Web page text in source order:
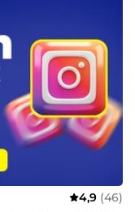
4,9 (46)